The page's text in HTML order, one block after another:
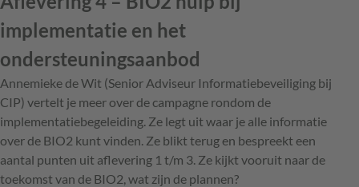
implementatie en het
ondersteuningsaanbod
Annemieke de Wit (Senior Adviseur Informatiebeveiliging bij
CIP) vertelt je meer over de campagne rondom de
implementatiebegeleiding. Ze legt uit waar je alle informatie
over de BIO2 kunt vinden. Ze blikt terug en bespreekt een
aantal punten uit aflevering 1 t/m 3. Ze kijkt vooruit naar de
toekomst van de BIO2, wat zijn de plannen?